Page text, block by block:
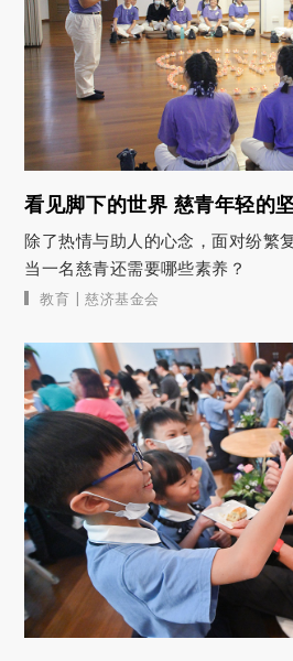
看见脚下的世界 慈青年轻的
除了热情与助人的心念，面对纷繁
当一名慈青还需要哪些素养？
教育 | 慈济基金会